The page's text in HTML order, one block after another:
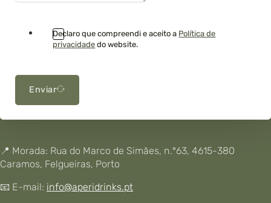
Declaro que compreendi e aceito a Política de
privacidade do website.
Enviar
📍 Morada: Rua do Marco de Simães, n.º63, 4615-380
Caramos, Felgueiras, Porto
📧 E-mail: info@aperidrinks.pt